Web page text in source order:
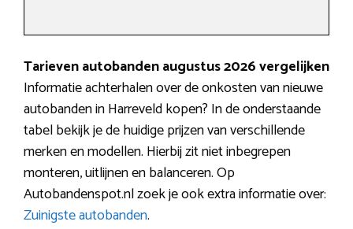
Tarieven autobanden augustus 2026 vergelijken
Informatie achterhalen over de onkosten van nieuwe
autobanden in Harreveld kopen? In de onderstaande
tabel bekijk je de huidige prijzen van verschillende
merken en modellen. Hierbij zit niet inbegrepen
monteren, uitlijnen en balanceren. Op
Autobandenspot.nl zoek je ook extra informatie over:
Zuinigste autobanden.